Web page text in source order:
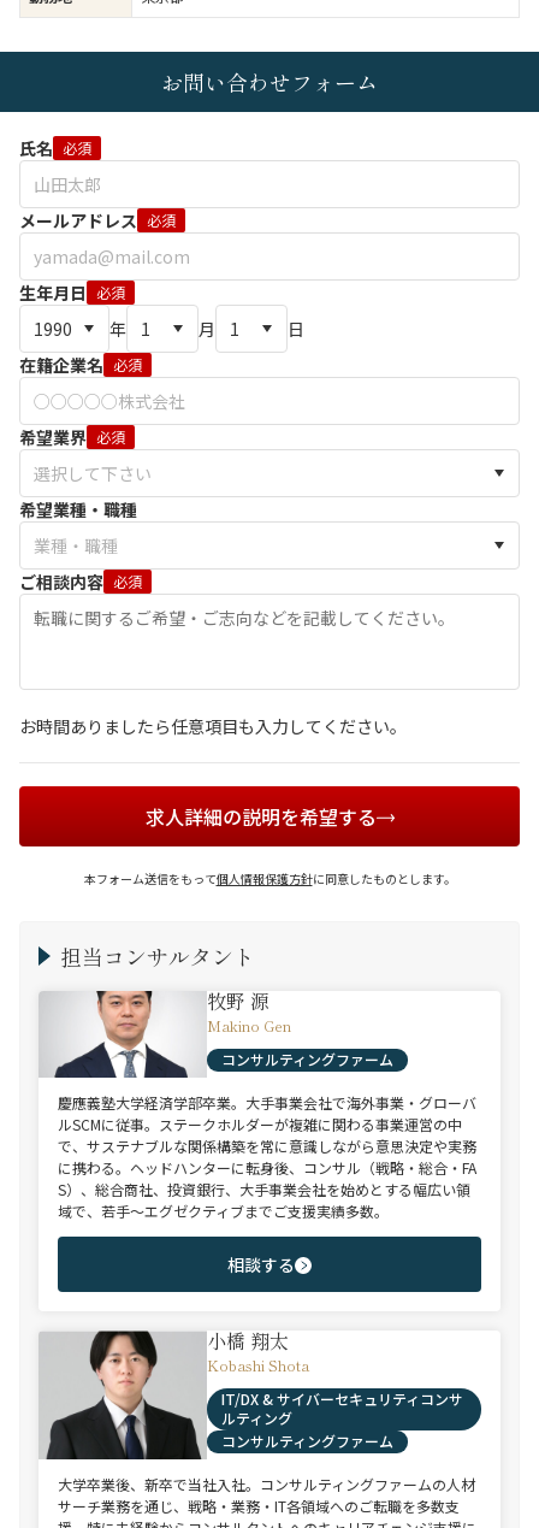
お問い合わせフォーム
氏名 必須
メールアドレス 必須
生年月日 必須
年 月
日
在籍企業名 必須
希望業界 必須
希望業種・職種
ご相談内容 必須
お時間ありましたら任意項目も入力してください。
求人詳細の説明を希望する
本フォーム送信をもって個人情報保護方針に同意したものとします。
担当コンサルタント
牧野 源
Makino Gen
コンサルティングファーム
慶應義塾大学経済学部卒業。大手事業会社で海外事業・グローバ
ルSCMに従事。ステークホルダーが複雑に関わる事業運営の中
で、サステナブルな関係構築を常に意識しながら意思決定や実務
に携わる。ヘッドハンターに転身後、コンサル（戦略・総合・FA
S）、総合商社、投資銀行、大手事業会社を始めとする幅広い領
域で、若手～エグゼクティブまでご支援実績多数。
相談する
小橋 翔太
Kobashi Shota
IT/DX & サイバーセキュリティコンサ
ルティング
コンサルティングファーム
大学卒業後、新卒で当社入社。コンサルティングファームの人材
サーチ業務を通じ、戦略・業務・IT各領域へのご転職を多数支